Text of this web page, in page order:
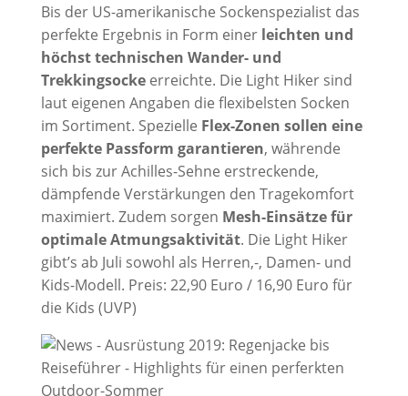
Bis der US-amerikanische Sockenspezialist das
perfekte Ergebnis in Form einer leichten und
höchst technischen Wander- und
Trekkingsockeerreichte. Die Light Hiker sind
laut eigenen Angaben die flexibelsten Socken
im Sortiment. Spezielle Flex-Zonen sollen eine
perfekte Passform garantieren, währende
sich bis zur Achilles-Sehne erstreckende,
dämpfende Verstärkungen den Tragekomfort
maximiert. Zudem sorgen Mesh-Einsätze für
optimale Atmungsaktivität. Die Light Hiker
gibt’s ab Juli sowohl als Herren,-, Damen- und
Kids-Modell. Preis: 22,90 Euro / 16,90 Euro für
die Kids (UVP)